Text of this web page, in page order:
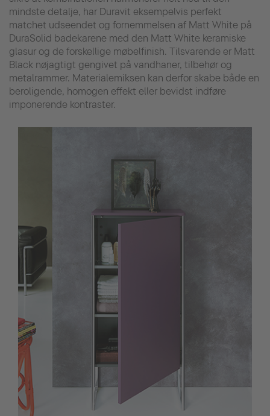
mindste detalje, har Duravit eksempelvis perfekt
matchet udseendet og fornemmelsen af Matt White på
DuraSolid badekarene med den Matt White keramiske
glasur og de forskellige møbelfinish. Tilsvarende er Matt
Black nøjagtigt gengivet på vandhaner, tilbehør og
metalrammer. Materialemiksen kan derfor skabe både en
beroligende, homogen effekt eller bevidst indføre
imponerende kontraster.